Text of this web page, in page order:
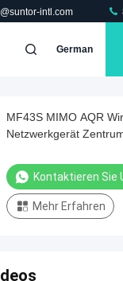
intl.com
German
MF43S MIMO AQR
Netzwerkgerät
Kontaktieren Sie
Mehr Erfahren